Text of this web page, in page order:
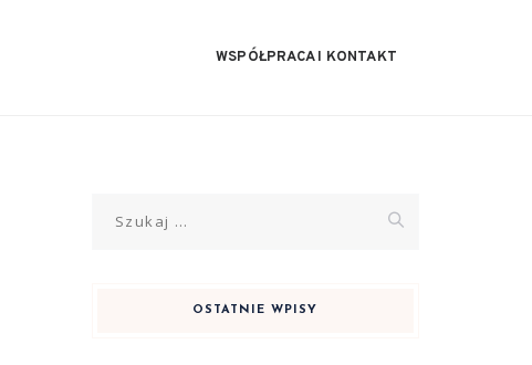
WSPÓŁPRACA I KONTAKT
OSTATNIE WPISY